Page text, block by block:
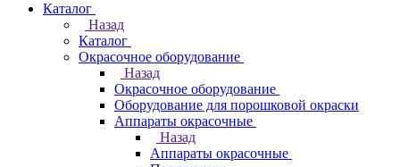
Каталог
Назад
Каталог
Окрасочное оборудование
Назад
Окрасочное оборудование
Оборудование для порошковой окраски
Аппараты окрасочные
Назад
Аппараты окрасочные